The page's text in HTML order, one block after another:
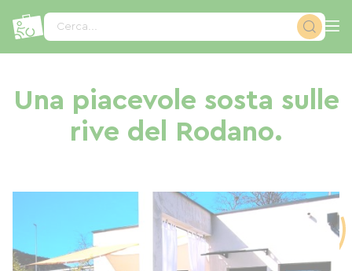
Cerca...
Una piacevole sosta sulle
rive del Rodano.
Pannello di gestione dei cookies